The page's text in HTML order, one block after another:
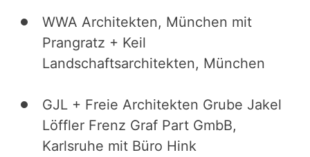
WWA Architekten, München mit
Prangratz + Keil
Landschaftsarchitekten, München
GJL + Freie Architekten Grube Jakel
Löffler Frenz Graf Part GmbB,
Karlsruhe mit Büro Hink